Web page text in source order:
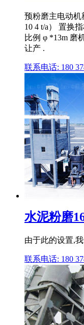
预粉磨主电动
10 4 t/a） 置换
比例 φ *13m 磨
让产 .
联系电话: 180
水泥粉磨
由于此的设置,
联系电话: 180